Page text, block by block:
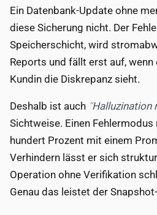
Ein Datenbank-Update ohne
diese Sicherung nicht. Der
Speicherschicht, wird
Reports und fällt erst auf,
Kundin die Diskrepanz sieht.
Deshalb ist auch Halluzination
Sichtweise. Einen
hundert Prozent mit einem
Verhindern lässt er sich
Operation ohne Verifikation
Genau das leistet der